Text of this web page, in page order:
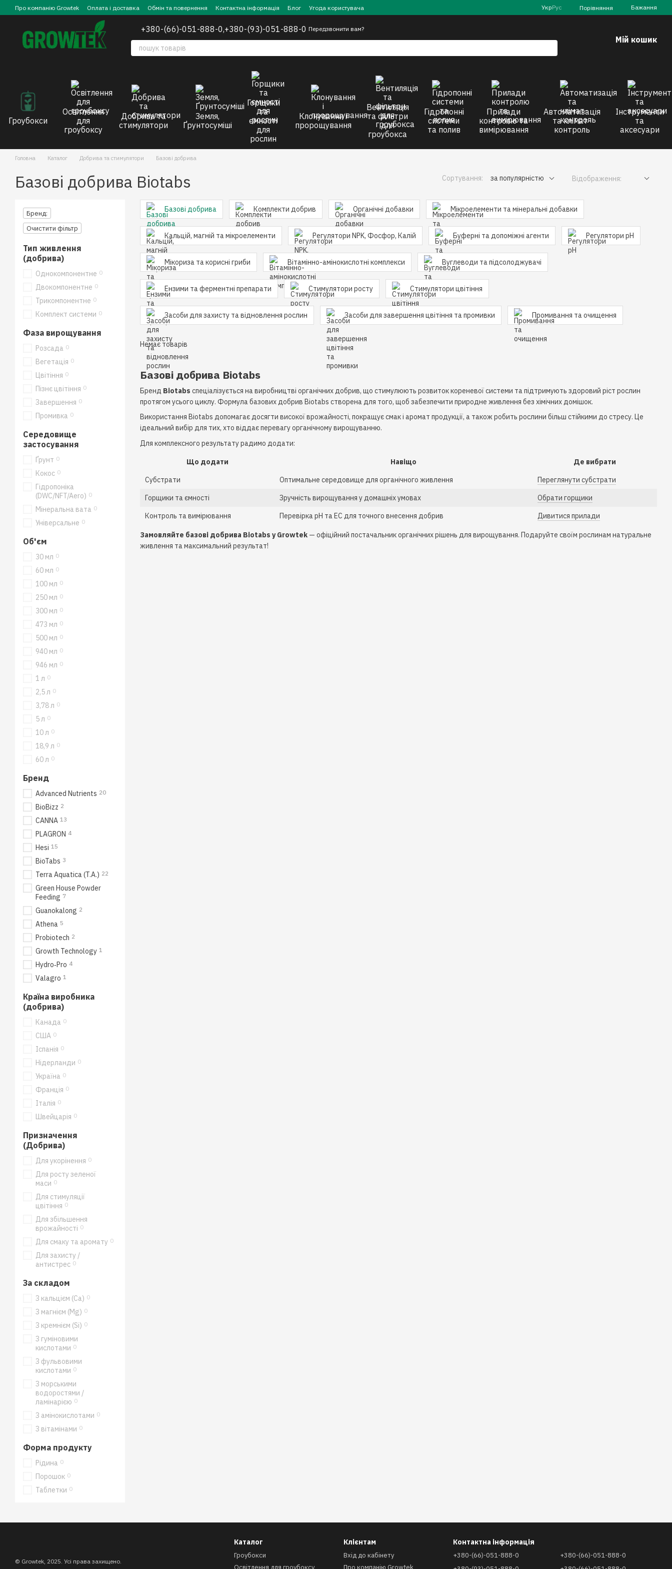
Перейти до основного контенту
Про компанію Growtek Оплата і доставка Обмін та повернення Контактна інформація Блог Угода користувача УкрРус Порівняння Бажання
+380-(66)-051-888-0,+380-(93)-051-888-0 Передзвонити вам?
Мій кошик
Гроубокси
Освітлення
для
гроубоксу
Добрива та
стимулятори
Земля,
Ґрунтосуміші
Горщики
та
ємності
для
рослин
Клонування і
пророщування
Вентиляція
та фільтри
для
гроубокса
Гідропонні
системи
та полив
Прилади
контролю та
вимірювання
Автоматизація
та клімат-
контроль
Інструменти
та
аксесуари
Головна Каталог Добрива та стимулятори Базові добрива
Базові добрива Biotabs Сортування: за популярністю Відображення:
Базові добрива Комплекти добрив Органічні добавки Мікроелементи та мінеральні добавки
Кальцій, магній та мікроелементи Регулятори NPK, Фосфор, Калій Буферні та допоміжні агенти Регулятори pH
Мікориза та корисні гриби Вітамінно-амінокислотні комплекси Вуглеводи та підсолоджувачі
Ензими та ферментні препарати Стимулятори росту Стимулятори цвітіння
Засоби для захисту та відновлення рослин Засоби для завершення цвітіння та промивки Промивання та очищення
Базові добрива Biotabs
Бренд Biotabs спеціалізується на виробництві органічних добрив, що стимулюють розвиток кореневої системи та підтримують здоровий ріст рослин
протягом усього циклу. Формула базових добрив Biotabs створена для того, щоб забезпечити природне живлення без хімічних домішок.
Використання Biotabs допомагає досягти високої врожайності, покращує смак і аромат продукції, а також робить рослини більш стійкими до стресу. Це
ідеальний вибір для тих, хто віддає перевагу органічному вирощуванню.
Для комплексного результату радимо додати:
Що додати Навіщо
Де вибрати
Субстрати
Оптимальне середовище для органічного живлення
Переглянути субстрати
Горщики та ємності
Зручність вирощування у домашніх умовах
Обрати горщики
Контроль та вимірювання
Перевірка pH та EC для точного внесення добрив Дивитися прилади
Замовляйте базові добрива Biotabs у Growtek — офіційний постачальник органічних рішень для вирощування. Подаруйте своїм рослинам натуральне
живлення та максимальний результат!
Немає товарів
Бренд:
Очистити фільтр
Тип живлення
(добрива)
Однокомпонентне 0
Двокомпонентне 0
Трикомпонентне 0
Комплект системи 0
Фаза вирощування
Розсада 0
Вегетація 0
Цвітіння 0
Пізнє цвітіння 0
Завершення 0
Промивка 0
Середовище
застосування
Ґрунт 0
Кокос 0
Гідропоніка
(DWC/NFT/Aero) 0
Мінеральна вата 0
Універсальне 0
Об'єм
30 мл 0
60 мл 0
100 мл 0
250 мл 0
300 мл 0
473 мл 0
500 мл 0
940 мл 0
946 мл 0
1 л 0
2,5 л 0
3,78 л 0
5 л 0
10 л 0
18,9 л 0
60 л 0
Бренд
Advanced Nutrients 20
BioBizz 2
CANNA 13
PLAGRON 4
Hesi 15
BioTabs 3
Terra Aquatica (T.A.) 22
Green House Powder
Feeding 7
Guanokalong 2
Athena 5
Probiotech 2
Growth Technology 1
Hydro‑Pro 4
Valagro 1
Країна виробника
(добрива)
Канада 0
США 0
Іспанія 0
Нідерланди 0
Україна 0
Франція 0
Італія 0
Швейцарія 0
Призначення
(Добрива)
Для укорінення 0
Для росту зеленої
маси 0
Для стимуляції
цвітіння 0
Для збільшення
врожайності 0
Для смаку та аромату 0
Для захисту /
антистрес 0
За складом
З кальцієм (Ca) 0
З магнієм (Mg) 0
З кремнієм (Si) 0
З гуміновими
кислотами 0
З фульвовими
кислотами 0
З морськими
водоростями /
ламінарією 0
З амінокислотами 0
З вітамінами 0
Форма продукту
Рідина 0
Порошок 0
Таблетки 0
© Growtek, 2025. Усі права захищено.
Каталог
Гроубокси
Освітлення для гроубоксу
Клієнтам
Вхід до кабінету
Про компанію Growtek
Контактна інформація
+380-(66)-051-888-0
+380-(66)-051-888-0